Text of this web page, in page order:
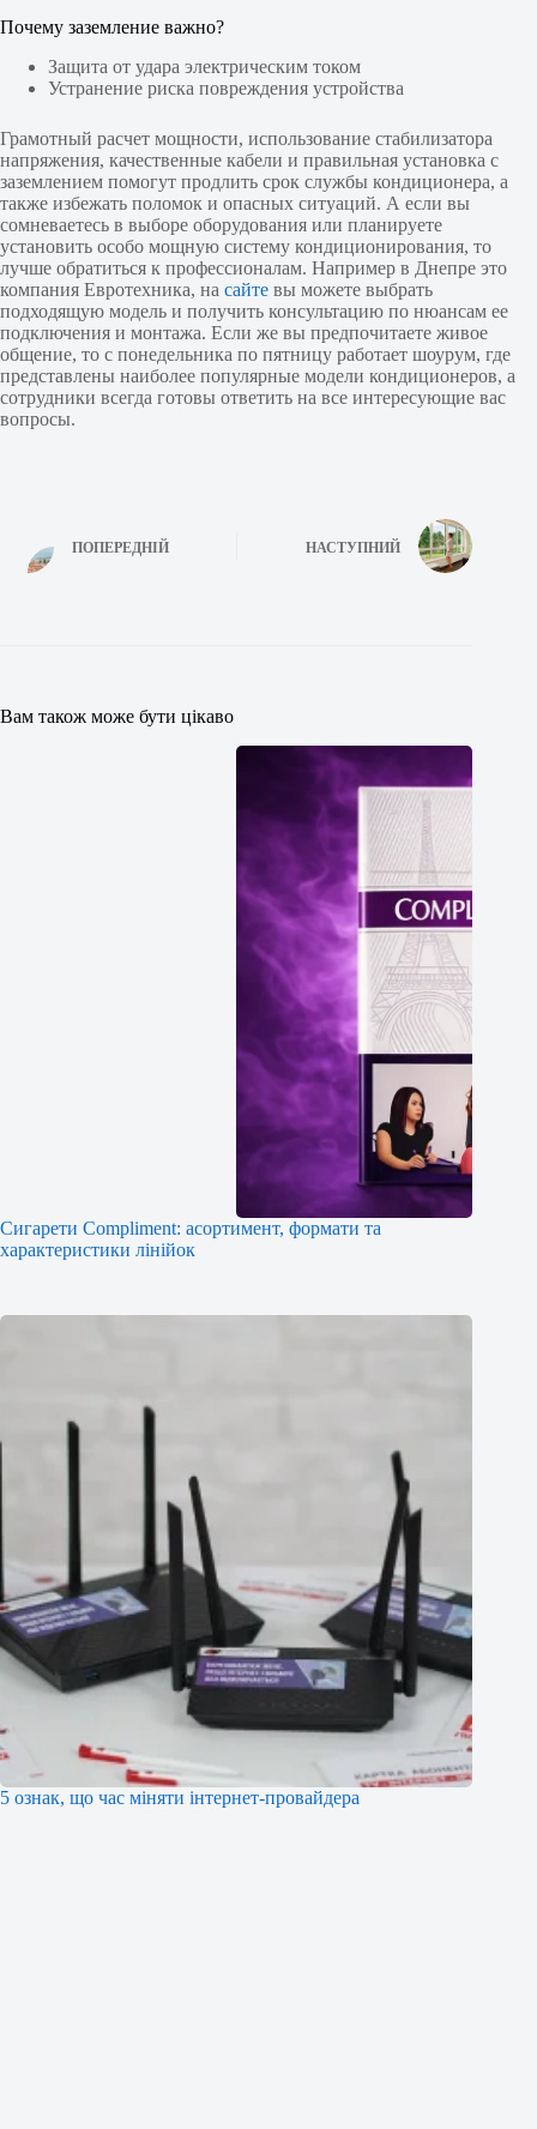
Почему заземление важно?
Защита от удара электрическим током
Устранение риска повреждения устройства
Грамотный расчет мощности, использование стабилизатора
напряжения, качественные кабели и правильная установка с
заземлением помогут продлить срок службы кондиционера, а
также избежать поломок и опасных ситуаций. А если вы
сомневаетесь в выборе оборудования или планируете
установить особо мощную систему кондиционирования, то
лучше обратиться к профессионалам. Например в Днепре это
компания Евротехника, на сайте вы можете выбрать
подходящую модель и получить консультацию по нюансам ее
подключения и монтажа. Если же вы предпочитаете живое
общение, то с понедельника по пятницу работает шоурум, где
представлены наиболее популярные модели кондиционеров, а
сотрудники всегда готовы ответить на все интересующие вас
вопросы.
ПОПЕРЕДНІЙ НАСТУПНИЙ
Вам також може бути цікаво
Сигарети Compliment: асортимент, формати та
характеристики лінійок
5 ознак, що час міняти інтернет-провайдера